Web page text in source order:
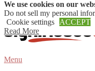
Skip to content
Menu
We use cookies on our
Do not sell my personal
Cookie settings
ACCEPT
Read More